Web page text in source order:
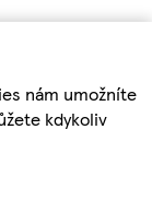
nám umožníte
kdykoliv